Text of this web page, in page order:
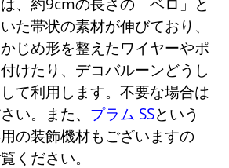
た帯状の素材が伸びており、
じめ形を整えたワイヤーやポ
けたり、デコバルーンどうし
て利用します。不要な場合は
い。また、 プラム SSという
の装飾機材もございますの
ください。